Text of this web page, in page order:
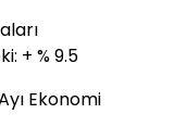
+ % 9.5
Ekonomi